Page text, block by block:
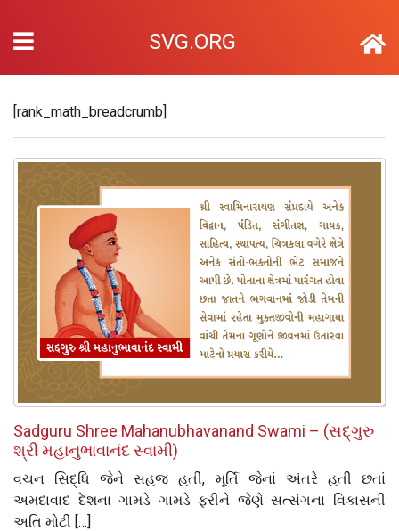
SVG.ORG
[rank_math_breadcrumb]
Sadguru Shree Mahanubhavanand Swami – (સદ્‌ગુરુ
શ્રી મહાનુભાવાનંદ સ્વામી)
વચન સિદ્ધિ જેને સહજ હતી, મૂર્તિ જેનાં અંતરે હતી છતાં
અમદાવાદ દેશના ગામડે ગામડે ફરીને જેણે સત્સંગના વિકાસની
અતિ મોટી […]